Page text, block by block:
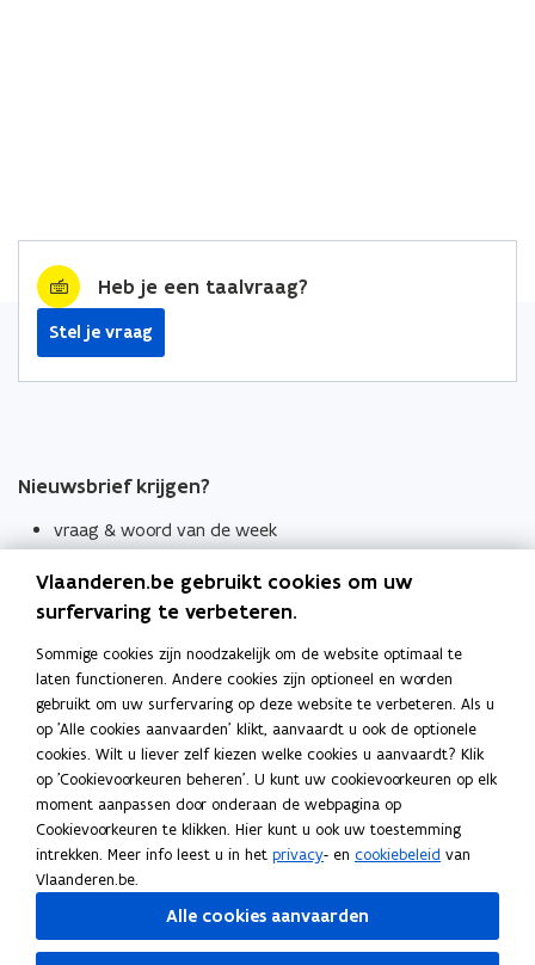
Heb je een taalvraag?
Stel je vraag
Nieuwsbrief krijgen?
vraag & woord van de week
Schrijf je in
Thema's
Taaladviezen
Spellingregels
Tips voor duidelijke taal
Bekijk ook
Spellingtests
Boek- en webwijzer
Vlaanderen.be gebruikt cookies om uw
surfervaring te verbeteren.
Sommige cookies zijn noodzakelijk om de website optimaal te
laten functioneren. Andere cookies zijn optioneel en worden
gebruikt om uw surfervaring op deze website te verbeteren. Als u
op 'Alle cookies aanvaarden' klikt, aanvaardt u ook de optionele
cookies. Wilt u liever zelf kiezen welke cookies u aanvaardt? Klik
op 'Cookievoorkeuren beheren'. U kunt uw cookievoorkeuren op elk
moment aanpassen door onderaan de webpagina op
Cookievoorkeuren te klikken. Hier kunt u ook uw toestemming
intrekken. Meer info leest u in het privacy- en cookiebeleid van
Vlaanderen.be.
Alle cookies aanvaarden